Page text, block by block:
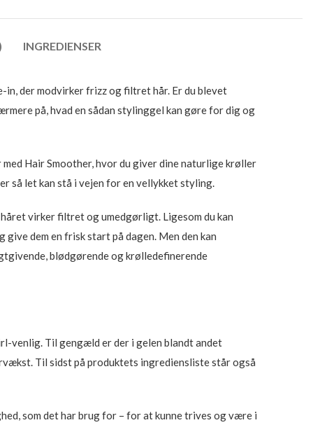
INGREDIENSER
der modvirker frizz og filtret hår. Er du blevet
på, hvad en sådan stylinggel kan gøre for dig og
Hair Smoother, hvor du giver dine naturlige krøller
så let kan stå i vejen for en vellykket styling.
virker filtret og umedgørligt. Ligesom du kan
dem en frisk start på dagen. Men den kan
blødgørende og krølledefinerende
venlig. Til gengæld er der i gelen blandt andet
Til sidst på produktets ingrediensliste står også
som det har brug for – for at kunne trives og være i